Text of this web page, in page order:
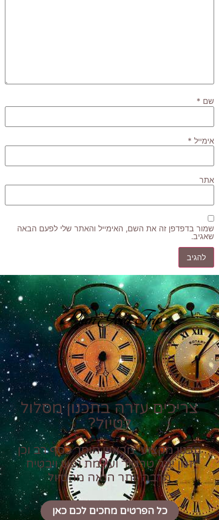
שם *
אימייל *
אתר
שמור בדפדפן זה את השם, האימייל והאתר שלי לפעם הבאה
שאגיב.
Plan Your Trip
צריכים עזרה בתכנון מסלול
לטיול?
תכנון מקצועי מראש חוסך כסף רב וכן
זמן יקר טרטור ועוגמת נפש ויבטיח
הרבה יותר הנאה מהטיול
כל הפרטים מחכים לכם כאן